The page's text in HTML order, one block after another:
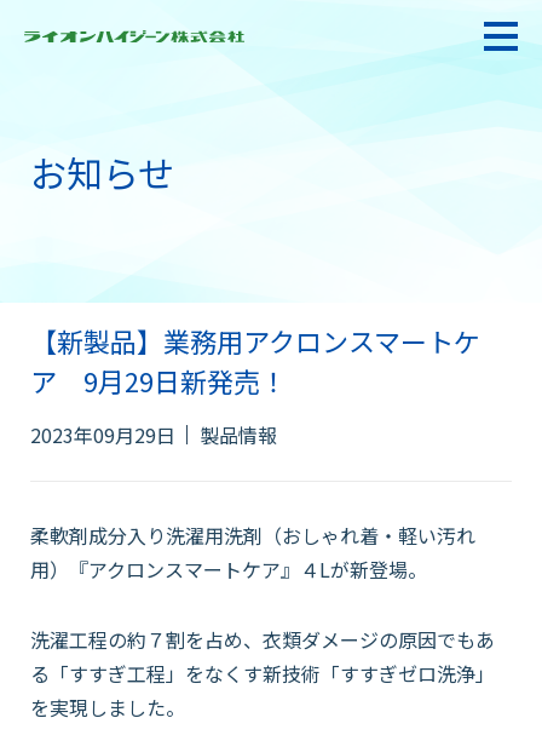
私たちの強み・使命
感染防止対策・食品衛生
製品情報
採用情報
お知らせ
【新製品】業務用アクロンスマートケ
ア 9月29日新発売！
2023年09月29日 製品情報
柔軟剤成分入り洗濯用洗剤（おしゃれ着・軽い汚れ
用）『アクロンスマートケア』４Lが新登場。
洗濯工程の約７割を占め、衣類ダメージの原因でもあ
る「すすぎ工程」をなくす新技術「すすぎゼロ洗浄」
を実現しました。